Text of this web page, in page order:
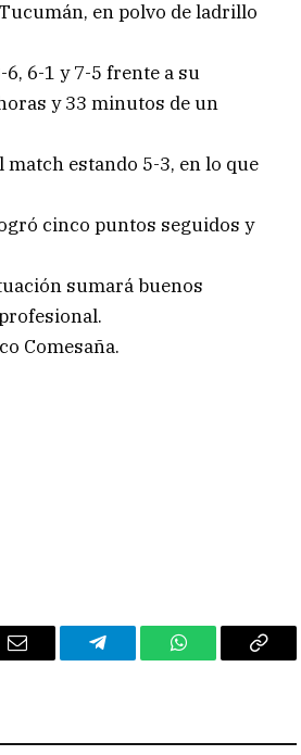
en polvo de ladrillo
6-1 y 7-5 frente a su
y 33 minutos de un
estando 5-3, en lo que
cinco puntos seguidos y
sumará buenos
Comesaña.
Email Telegram WhatsAppCopy